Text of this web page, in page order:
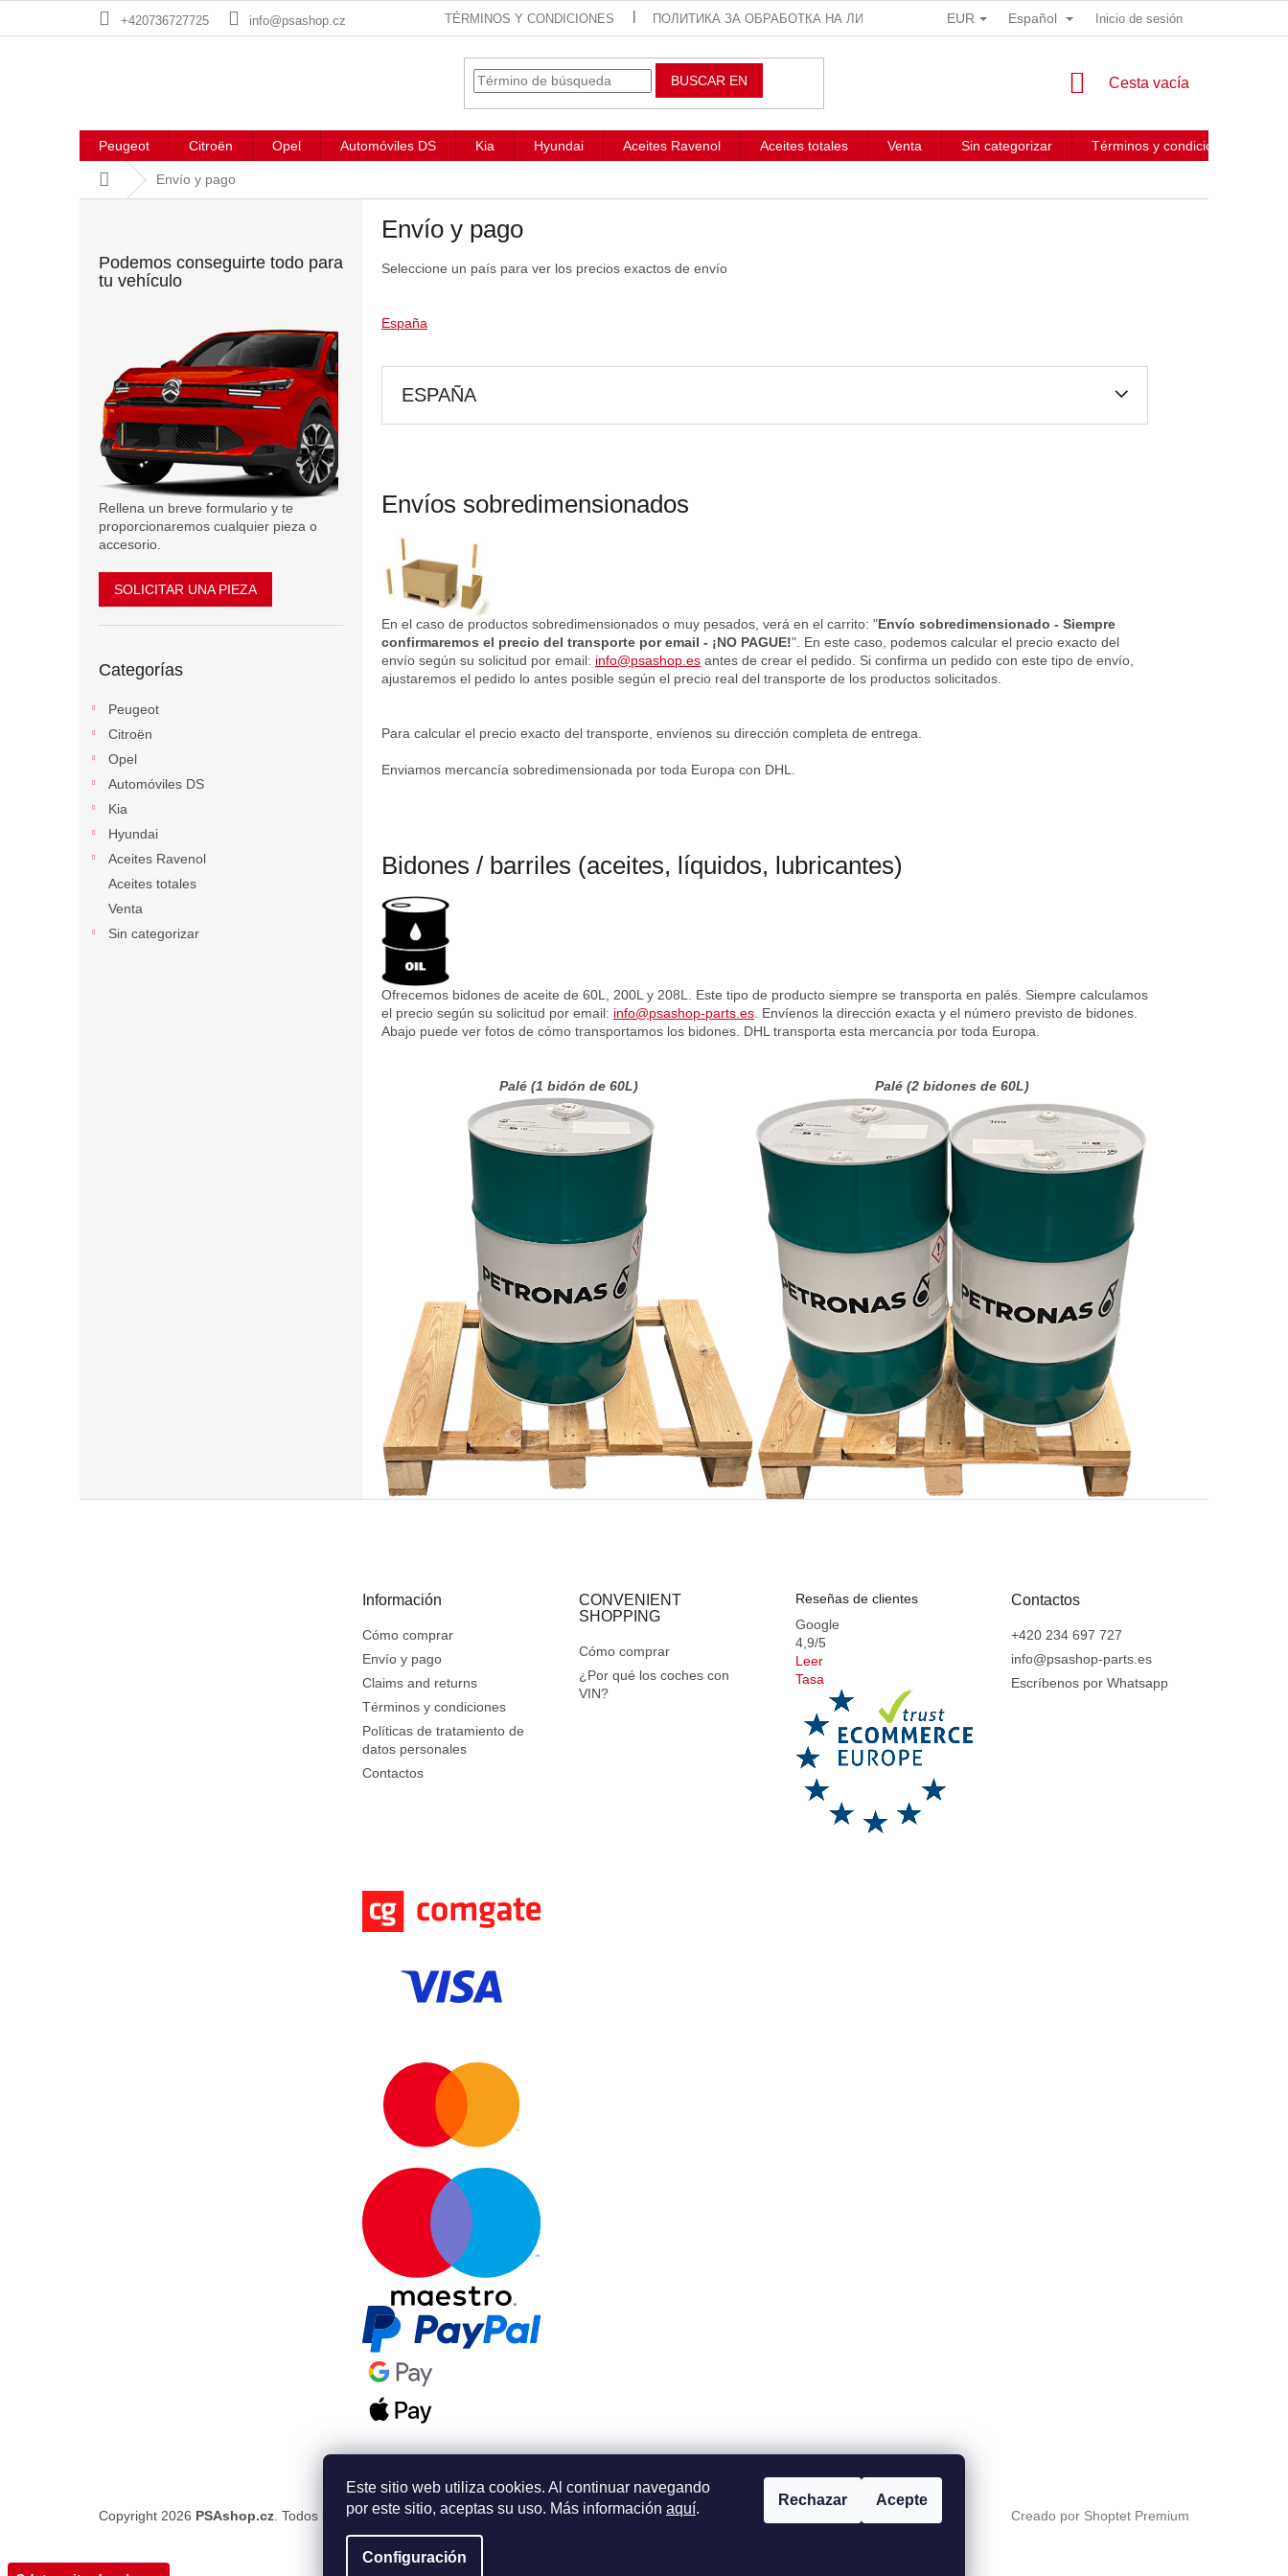
Este sitio web utiliza cookies. Al continuar navegando
por este sitio, aceptas su uso. Más información aquí.
Configuración
Rechazar Acepte
+420736727725 info@psashop.cz TÉRMINOS Y CONDICIONES ПОЛИТИКА ЗА ОБРАБОТКА НА ЛИЧНИ ДАННИ EUR Español Inicio de sesión
BUSCAR EN
CESTA
LA
COMPRA
Cesta vacía
Peugeot Citroën Opel Automóviles DS Kia Hyundai Aceites Ravenol Aceites totales Venta Sin categorizar Términos y condiciones
Inicio Envío y pago
Podemos conseguirte todo para
tu vehículo
Rellena un breve formulario y te
proporcionaremos cualquier pieza o
accesorio.
SOLICITAR UNA PIEZA
categorías
Categorías
Peugeot
Citroën
Opel
Automóviles DS
Kia
Hyundai
Aceites Ravenol
Aceites totales
Venta
Sin categorizar
Envío y pago
Seleccione un país para ver los precios exactos de envío
España
ESPAÑA
Envíos sobredimensionados
En el caso de productos sobredimensionados o muy pesados, verá en el carrito: "Envío sobredimensionado - Siempre
confirmaremos el precio del transporte por email - ¡NO PAGUE!". En este caso, podemos calcular el precio exacto del
envío según su solicitud por email: info@psashop.es antes de crear el pedido. Si confirma un pedido con este tipo de envío,
ajustaremos el pedido lo antes posible según el precio real del transporte de los productos solicitados.
Para calcular el precio exacto del transporte, envíenos su dirección completa de entrega.
Enviamos mercancía sobredimensionada por toda Europa con DHL.
Bidones / barriles (aceites, líquidos, lubricantes)
Ofrecemos bidones de aceite de 60L, 200L y 208L. Este tipo de producto siempre se transporta en palés. Siempre calculamos
el precio según su solicitud por email: info@psashop-parts.es. Envíenos la dirección exacta y el número previsto de bidones.
Abajo puede ver fotos de cómo transportamos los bidones. DHL transporta esta mercancía por toda Europa.
Palé (1 bidón de 60L) Palé (2 bidones de 60L)
Información
Cómo comprar
Envío y pago
Claims and returns
Términos y condiciones
Políticas de tratamiento de
datos personales
Contactos
CONVENIENT
SHOPPING
Cómo comprar
¿Por qué los coches con
VIN?
Reseñas de clientes
Google
4,9/5
Leer
Tasa
Contactos
+420 234 697 727
info@psashop-parts.es
Escríbenos por Whatsapp
Creado por Shoptet Premium
Copyright 2026 PSAshop.cz. Todos los derechos reservados.